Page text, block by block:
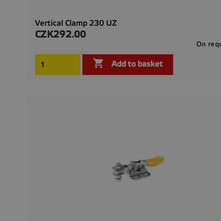
Vertical Clamp 230 UZ
Price
CZK292.00
On
 Add to basket